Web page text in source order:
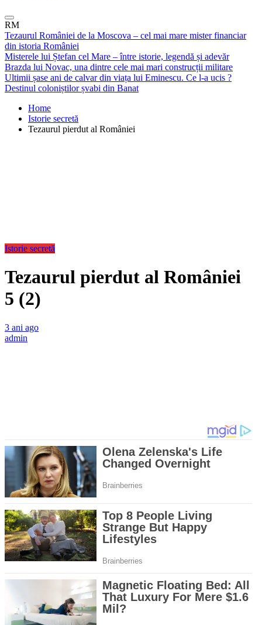
RM
Tezaurul României de la Moscova – cel mai mare mister financiar
din istoria României
Misterele lui Ștefan cel Mare – între istorie, legendă și adevăr
Brazda lui Novac, una dintre cele mai mari construcții militare
Ultimii șase ani de calvar din viața lui Eminescu. Ce l-a ucis ?
Destinul coloniștilor șvabi din Banat
Home
Istorie secretă
Tezaurul pierdut al României
Istorie secretă
Tezaurul pierdut al României
5 (2)
3 ani ago
admin